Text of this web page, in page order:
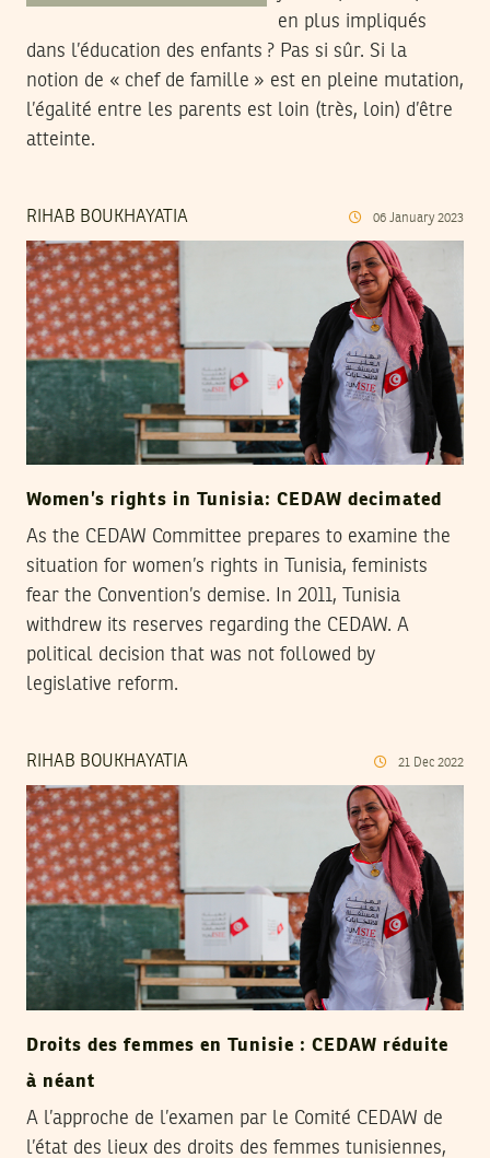
en plus impliqués
dans l’éducation des enfants ? Pas si sûr. Si la
notion de « chef de famille » est en pleine mutation,
l’égalité entre les parents est loin (très, loin) d’être
atteinte.
RIHAB BOUKHAYATIA 06 January 2023
Women’s rights in Tunisia: CEDAW decimated
As the CEDAW Committee prepares to examine the
situation for women’s rights in Tunisia, feminists
fear the Convention’s demise. In 2011, Tunisia
withdrew its reserves regarding the CEDAW. A
political decision that was not followed by
legislative reform.
RIHAB BOUKHAYATIA 21 Dec 2022
Droits des femmes en Tunisie : CEDAW réduite
à néant
A l’approche de l’examen par le Comité CEDAW de
l’état des lieux des droits des femmes tunisiennes,